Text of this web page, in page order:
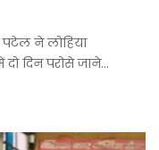
ने लोहिया
दो दिन परोसे जाने…